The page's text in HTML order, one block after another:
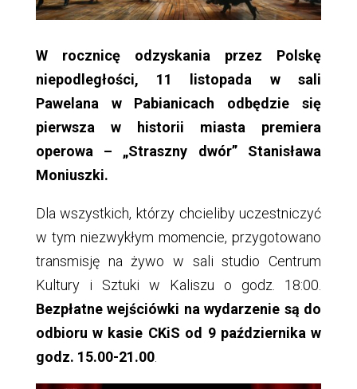
W rocznicę odzyskania przez Polskę
niepodległości, 11 listopada w sali
Pawelana w Pabianicach odbędzie się
pierwsza w historii miasta premiera
operowa – „Straszny dwór” Stanisława
Moniuszki.
Dla wszystkich, którzy chcieliby uczestniczyć
w tym niezwykłym momencie, przygotowano
transmisję na żywo w sali studio Centrum
Kultury i Sztuki w Kaliszu o godz. 18:00.
Bezpłatne wejściówki na wydarzenie są do
odbioru w kasie CKiS od 9 października w
godz. 15.00-21.00.